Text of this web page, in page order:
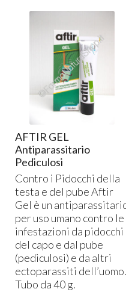
AFTIR GEL
Antiparassitario
Pediculosi
Contro i Pidocchi della
testa e del pube Aftir
Gel è un
per uso umano contro le
infestazioni da pidocchi
del capo e dal pube
(pediculosi) e da altri
ectoparassiti dell’uomo.
Tubo da 40 g.